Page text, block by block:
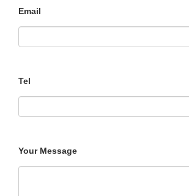
Email
Tel
Your Message